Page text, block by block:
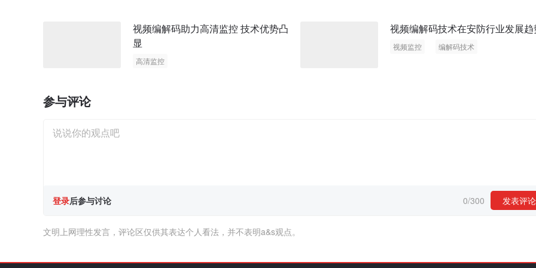
视频编解码助力高清监控 技术优势凸
显
高清监控
视频编解码技术在安防行业发展趋
视频监控 编解码技术
参与评论
登录后参与讨论 0/300 发表评论
文明上网理性发言，评论区仅供其表达个人看法，并不表明a&s观点。